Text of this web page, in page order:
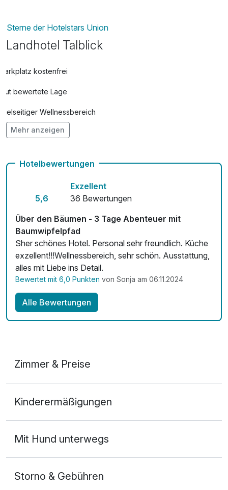
pro Stück
Sterne der Hotelstars Union
Landhotel Talblick
Parkplatz kostenfrei
Gut bewertete Lage
Vielseitiger Wellnessbereich
Hunde im Hotel nicht erlaubt
30,00 € pro Person / Tag
Kostenloses W-LAN
Zimmerservice verfügbar
Mit Hotelbar
Mehr anzeigen
Hotelbewertungen
5,6
Exzellent
36 Bewertungen
Über den Bäumen - 3 Tage Abenteuer mit
Baumwipfelpfad
Sher schönes Hotel. Personal sehr freundlich. Küche
exzellent!!!Wellnessbereich, sehr schön. Ausstattung,
alles mit Liebe ins Detail.
Bewertet mit 6,0 Punkten von Sonja am 06.11.2024
Alle Bewertungen
Zimmer & Preise
2 Erwachsene
Kinderermäßigungen
Mit Hund unterwegs
Storno & Gebühren